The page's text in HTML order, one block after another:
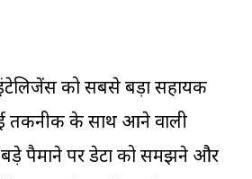
को सबसे बड़ा सहायक
तकनीक के साथ आने वाली
पैमाने पर डेटा को समझने और